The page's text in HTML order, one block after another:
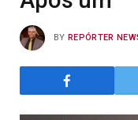
BY REPÓRTER